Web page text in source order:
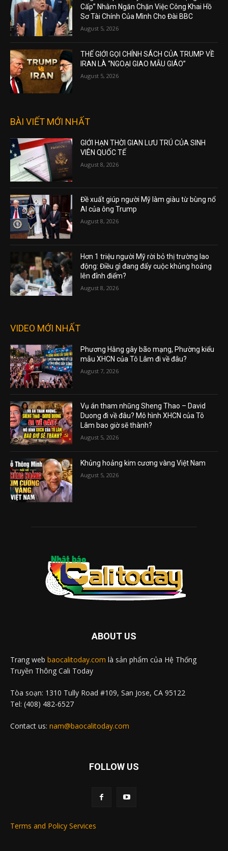
Cấp” Nhằm Ngăn Chặn Việc Công Khai Hồ
Sơ Tài Chính Của Mình Cho Đài BBC
August 5, 2026
THẾ GIỚI GỌI CHÍNH SÁCH CỦA TRUMP VỀ
IRAN LÀ “NGOẠI GIAO MẪU GIÁO”
August 5, 2026
BÀI VIẾT MỚI NHẤT
GIỚI HẠN THỜI GIAN LƯU TRÚ CỦA SINH
VIÊN QUỐC TẾ
August 8, 2026
Đề xuất giúp người Mỹ làm giàu từ bùng nổ
AI của ông Trump
August 8, 2026
Hơn 1 triệu người Mỹ rời bỏ thị trường lao
động: Điều gì đang đẩy cuộc khủng hoảng
lên đỉnh điểm?
August 8, 2026
VIDEO MỚI NHẤT
Phương Hằng gây bão mạng, Phường kiểu
mẫu XHCN của Tô Lâm đi về đâu?
August 7, 2026
Vụ án tham nhũng Sheng Thao – David
Duong đi về đâu? Mô hình XHCN của Tô
Lâm bao giờ sẽ thành?
August 5, 2026
Khủng hoảng kim cương vàng Việt Nam
August 5, 2026
ABOUT US
Trang web baocalitoday.com là sản phẩm của Hệ Thống
Truyền Thông Cali Today
Tòa soạn: 1310 Tully Road #109, San Jose, CA 95122
Tel: (408) 482-6527
Contact us: nam@baocalitoday.com
FOLLOW US
Terms and Policy Services